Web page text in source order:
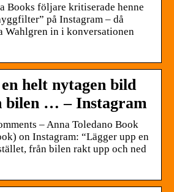
Books följare kritiserade henne
på Instagram – då
Wahlgren in i konversationen
helt nytagen bild
bilen … – Instagram
– Anna Toledano Book
on Instagram: “Lägger upp en
från bilen rakt upp och ned